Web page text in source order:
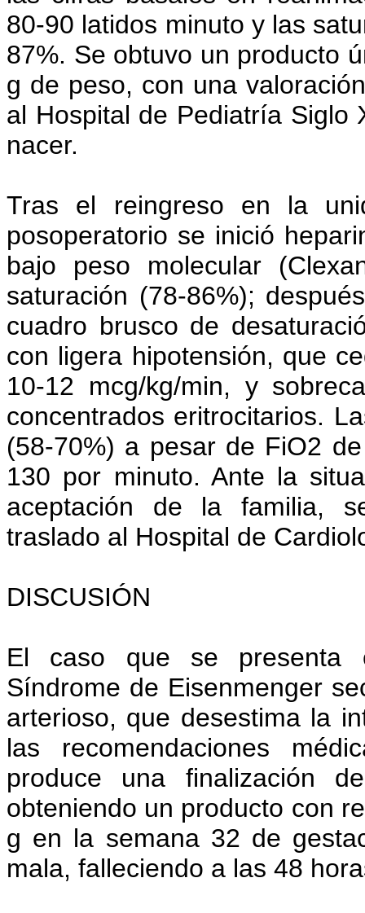
80-90 latidos minuto y las
87%. Se obtuvo un producto
g de peso, con una
al Hospital de Pediatría Siglo
nacer.
Tras el reingreso en la
posoperatorio se inició
bajo peso molecular
saturación (78-86%);
cuadro brusco de
con ligera hipotensión, que
10-12 mcg/kg/min, y
concentrados eritrocitarios.
(58-70%) a pesar de FiO2
130 por minuto. Ante la
aceptación de la familia,
traslado al Hospital de
DISCUSIÓN
El caso que se presenta
Síndrome de Eisenmenger
arterioso, que desestima la
las recomendaciones
produce una finalización
obteniendo un producto con
g en la semana 32 de
mala, falleciendo a las 48